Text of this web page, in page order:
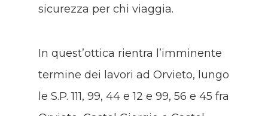
sicurezza per chi viaggia.
In quest’ottica rientra l’imminente
termine dei lavori ad Orvieto, lungo
le S.P. 111, 99, 44 e 12 e 99, 56 e 45 fra